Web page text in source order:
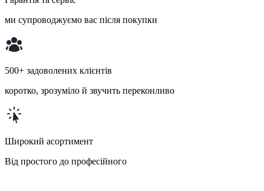
ми супроводжуємо вас після покупки
500+ задоволених клієнтів
коротко, зрозуміло й звучить переконливо
Широкий асортимент
Від простого до професійного